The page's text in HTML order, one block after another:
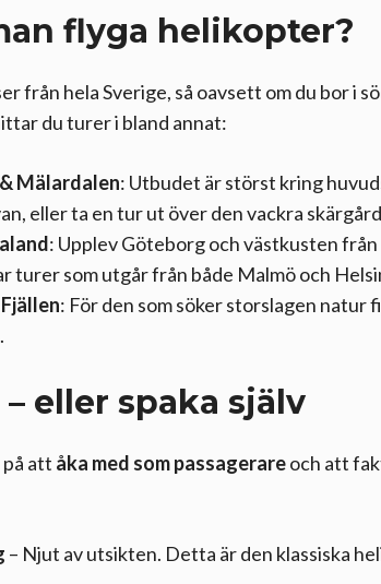
flyga helikopter?
från hela Sverige, så oavsett om du bor
du turer i bland annat:
Mälardalen: Utbudet är störst kring
eller ta en tur ut över den vackra
: Upplev Göteborg och västkusten
turer som utgår från både Malmö och
: För den som söker storslagen natur
eller spaka själv
att åka med som passagerareoch att
– Njut av utsikten. Detta är den klassiska